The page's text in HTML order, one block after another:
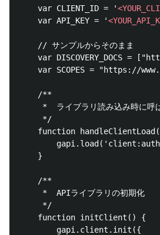
    var CLIENT_ID = '
    var API_KEY = '
    // サンプルからそのまま
var DISCOVERY_DOCS =
var SCOPES = "https://
    /**
*  ライブラリ読み込み時に呼
     */
function
    }
    /**
     *  APIライブラリの初期化
     */
    function initClient() {
        gapi.client.init({